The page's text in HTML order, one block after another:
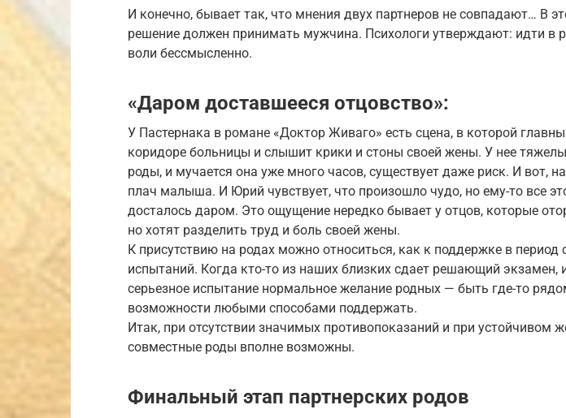
И конечно, бывает так, что мнения двух партнеров не совпадают… В
решение должен принимать мужчина. Психологи утверждают: идти в
воли бессмысленно.
«Даром доставшееся отцовство»:
У Пастернака в романе «Доктор Живаго» есть сцена, в которой
коридоре больницы и слышит крики и стоны своей жены. У нее
роды, и мучается она уже много часов, существует даже риск. И вот,
плач малыша. И Юрий чувствует, что произошло чудо, но ему-то все
досталось даром. Это ощущение нередко бывает у отцов, которые
но хотят разделить труд и боль своей жены.
К присутствию на родах можно относиться, как к поддержке в период
испытаний. Когда кто-то из наших близких сдает решающий экзамен,
серьезное испытание нормальное желание родных — быть где-то
возможности любыми способами поддержать.
Итак, при отсутствии значимых противопоказаний и при устойчивом
совместные роды вполне возможны.
Финальный этап партнерских родов